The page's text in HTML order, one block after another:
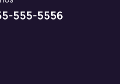
555-5556